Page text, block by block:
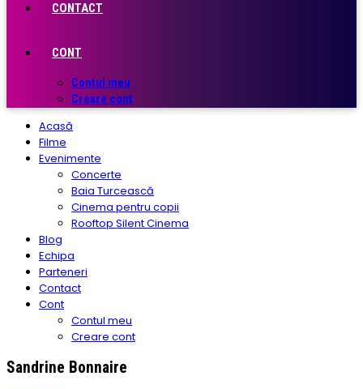
CONTACT
CONT
Contul meu
Creare cont
Acasă
Filme
Evenimente
Concerte
Baia Turcească
Cinema pentru copii
Rooftop Silent Cinema
Blog
Echipa
Parteneri
Contact
Cont
Contul meu
Creare cont
Sandrine Bonnaire